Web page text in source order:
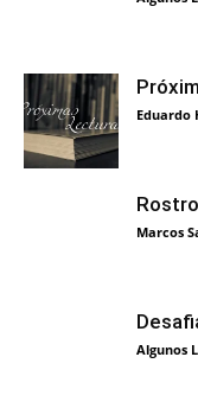
Eduardo
Marcos
Algunos